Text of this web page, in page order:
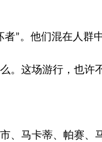
者”。他们混在人群
。这场游行，也许
、 马卡蒂、 帕赛、